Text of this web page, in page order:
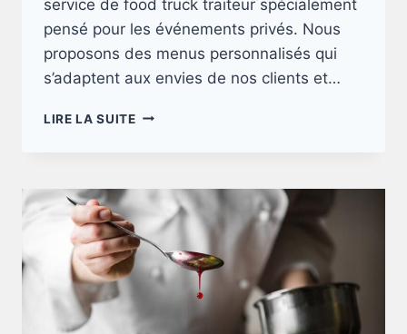
service de food truck traiteur spécialement
pensé pour les événements privés. Nous
proposons des menus personnalisés qui
s’adaptent aux envies de nos clients et…
LIRE LA SUITELE
ÉVÉNEMENTS
PRIVÉS
:
UNE
EXPÉRIENCE
CULINAIRE